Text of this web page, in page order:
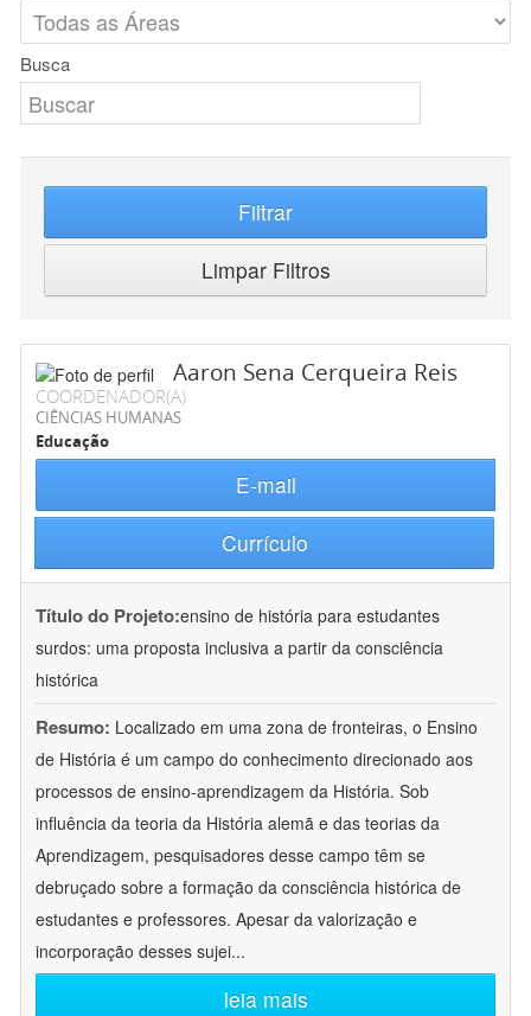
Busca
Filtrar
Limpar Filtros
Aaron Sena Cerqueira Reis
COORDENADOR(A)
CIÊNCIAS HUMANAS
Educação
E-mail
Currículo
Título do Projeto:ensino de história para estudantes
surdos: uma proposta inclusiva a partir da consciência
histórica
Resumo: Localizado em uma zona de fronteiras, o Ensino
de História é um campo do conhecimento direcionado aos
processos de ensino-aprendizagem da História. Sob
influência da teoria da História alemã e das teorias da
Aprendizagem, pesquisadores desse campo têm se
debruçado sobre a formação da consciência histórica de
estudantes e professores. Apesar da valorização e
incorporação desses sujei...
leia mais